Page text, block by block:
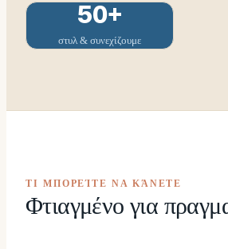
50+
στυλ & συνεχίζουμε
ΤΙ ΜΠΟΡΕΊΤΕ ΝΑ ΚΆΝΕΤΕ
Φτιαγμένο για